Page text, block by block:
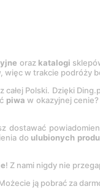
oraz katalogi
w trakcie podróży
z całej Polski. Dzięki
piwa w okazyjnej
dostawać
do ulubionych
! Z nami nigdy nie
ją pobrać za